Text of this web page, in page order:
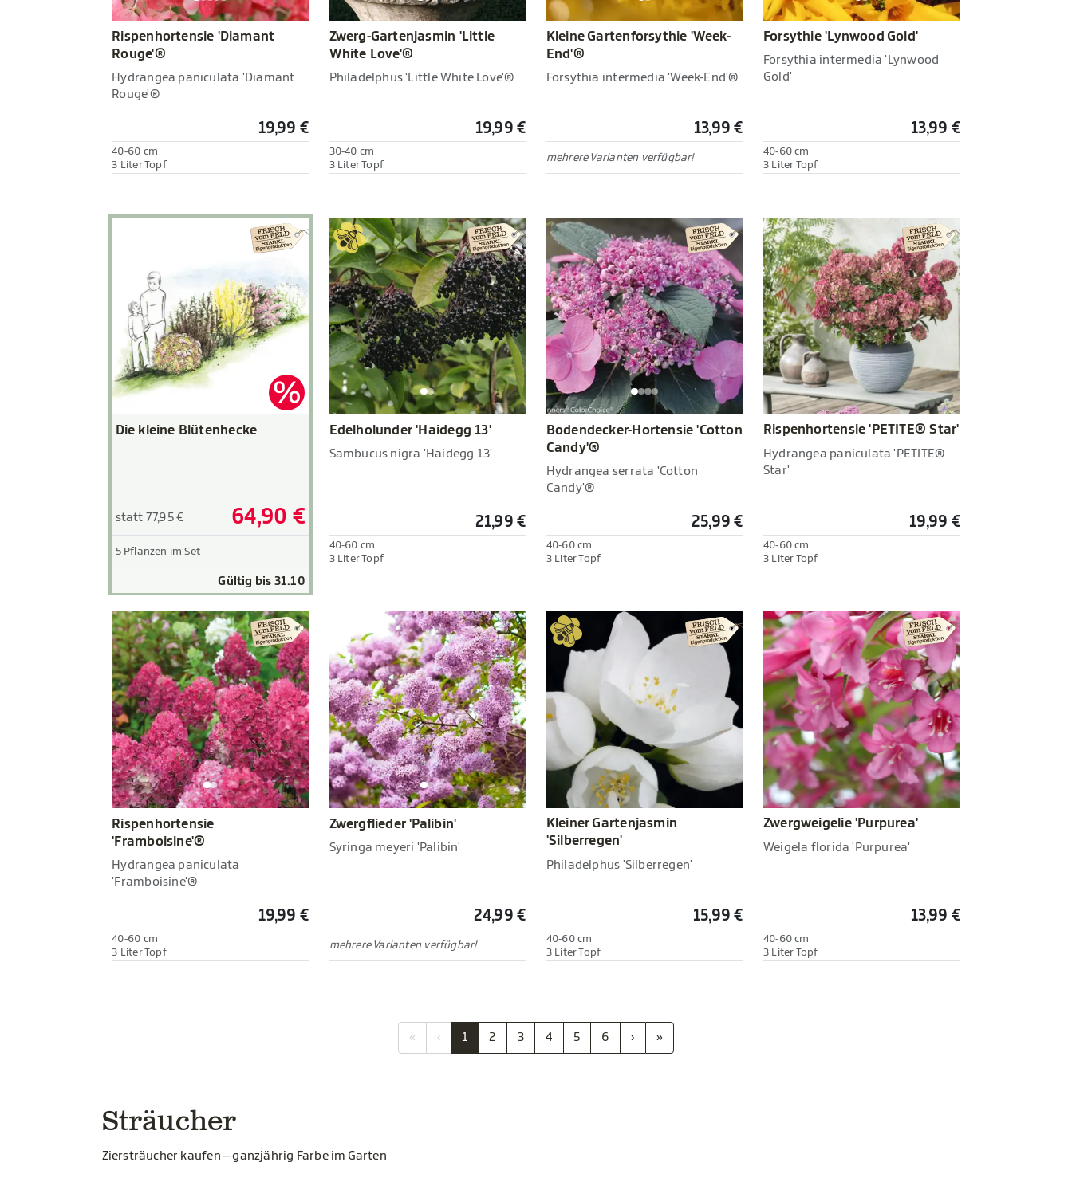
Rispenhortensie 'Diamant
Rouge'®
Hydrangea paniculata 'Diamant
Rouge'®
19,99 €
40-60 cm
3 Liter Topf
Zwerg-Gartenjasmin 'Little
White Love'®
Philadelphus 'Little White Love'®
19,99 €
30-40 cm
3 Liter Topf
Kleine Gartenforsythie 'Week-
End'®
Forsythia intermedia 'Week-End'®
13,99 €
mehrere Varianten verfügbar!
Forsythie 'Lynwood Gold'
Forsythia intermedia 'Lynwood
Gold'
13,99 €
40-60 cm
3 Liter Topf
Die kleine Blütenhecke
statt 77,95 € 64,90 €
5 Pflanzen im Set
Gültig bis 31.10
Edelholunder 'Haidegg 13'
Sambucus nigra 'Haidegg 13'
21,99 €
40-60 cm
3 Liter Topf
Bodendecker-Hortensie 'Cotton
Candy'®
Hydrangea serrata 'Cotton
Candy'®
25,99 €
40-60 cm
3 Liter Topf
Rispenhortensie 'PETITE® Star'
Hydrangea paniculata 'PETITE®
Star'
19,99 €
40-60 cm
3 Liter Topf
Rispenhortensie
'Framboisine'®
Hydrangea paniculata
'Framboisine'®
19,99 €
40-60 cm
3 Liter Topf
Zwergflieder 'Palibin'
Syringa meyeri 'Palibin'
24,99 €
mehrere Varianten verfügbar!
Kleiner Gartenjasmin
'Silberregen'
Philadelphus 'Silberregen'
15,99 €
40-60 cm
3 Liter Topf
Zwergweigelie 'Purpurea'
Weigela florida 'Purpurea'
13,99 €
40-60 cm
3 Liter Topf
« ‹ 1 2 3 4 5 6 › »
Sträucher
Ziersträucher kaufen – ganzjährig Farbe im Garten